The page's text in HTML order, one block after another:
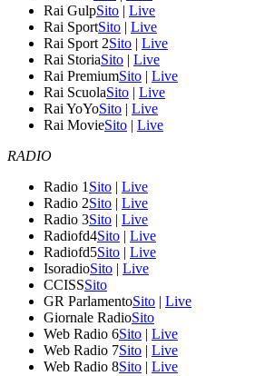
Rai GulpSito | Live
Rai SportSito | Live
Rai Sport 2Sito | Live
Rai StoriaSito | Live
Rai PremiumSito | Live
Rai ScuolaSito | Live
Rai YoYoSito | Live
Rai MovieSito | Live
RADIO
Radio 1 Sito | Live
Radio 2Sito | Live
Radio 3Sito | Live
Radiofd4Sito | Live
Radiofd5Sito | Live
IsoradioSito | Live
CCISSSito
GR ParlamentoSito | Live
Giornale RadioSito
Web Radio 6Sito | Live
Web Radio 7Sito | Live
Web Radio 8Sito | Live